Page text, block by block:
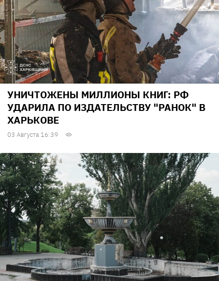
УНИЧТОЖЕНЫ МИЛЛИОНЫ КНИГ: РФ
УДАРИЛА ПО ИЗДАТЕЛЬСТВУ "РАНОК" В
ХАРЬКОВЕ
03 Августа 16:39